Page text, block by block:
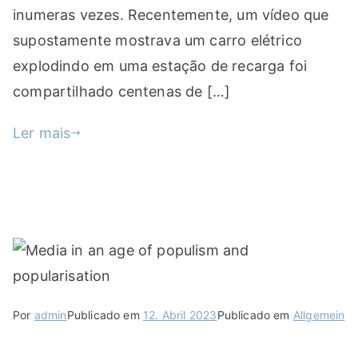
inumeras vezes. Recentemente, um vídeo que
supostamente mostrava um carro elétrico
explodindo em uma estação de recarga foi
compartilhado centenas de […]
Ler mais
Por adminPublicado em 12. Abril 2023Publicado em Allgemein